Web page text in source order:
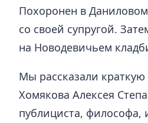
Похоронен в
со своей супругой.
на Новодевичьем
Мы рассказали
Хомякова Алексея
публициста, философа,